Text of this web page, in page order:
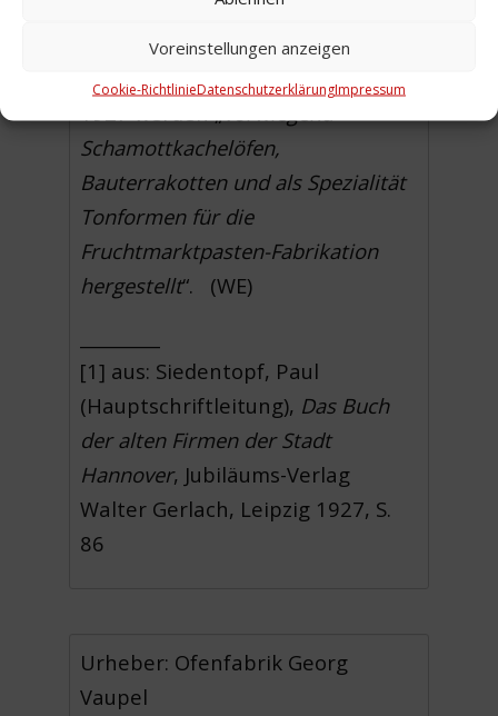
Voreinstellungen anzeigen
Cookie-RichtlinieDatenschutzerklärungImpressum
Mitleidenschaft gezogen.
Schamottkachelöfen,
Bauterrakotten und als Spezialität
Tonformen für die
Fruchtmarktpasten-Fabrikation
hergestellt“. (WE)
[1] aus: Siedentopf, Paul
(Hauptschriftleitung), Das Buch
der alten Firmen der Stadt
Hannover, Jubiläums-Verlag
Walter Gerlach, Leipzig 1927, S.
86
Urheber: Ofenfabrik Georg
Vaupel